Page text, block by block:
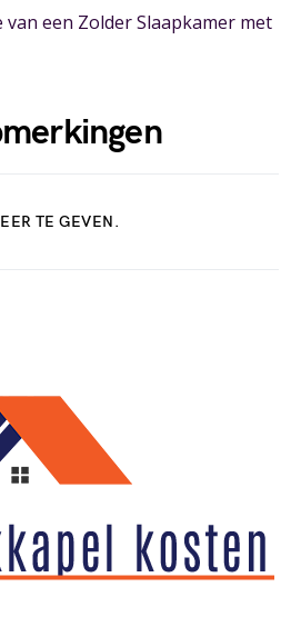
van een Zolder Slaapkamer met
TE GEVEN.